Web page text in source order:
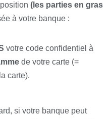
(les parties en gras
à votre banque :
votre code confidentiel à
de votre carte (=
carte).
si votre banque peut